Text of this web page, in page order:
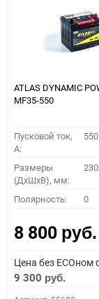
0 - обратная
ATLAS DYNAMIC
MF35-550
Пусковой ток,
A:
550
Размеры
(ДхШхВ), мм:
Полярность: 0
8 800 руб.
Цена без ECOном
9 300 руб.